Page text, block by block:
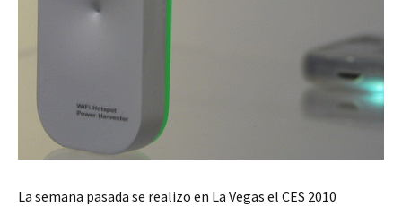
La semana pasada se realizo en La Vegas el CES 2010